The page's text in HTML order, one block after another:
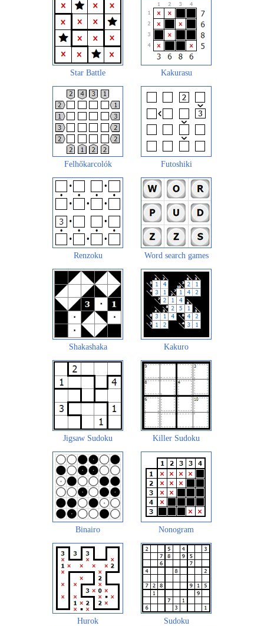
Star Battle Kakurasu
Felhőkarcolók Futoshiki
Renzoku Word search games
Shakashaka Kakuro
Jigsaw Sudoku Killer Sudoku
Binairo Nonogram
Hurok Sudoku